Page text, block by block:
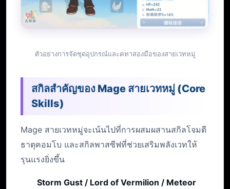
ตัวอย่างการจัดชุดอุปกรณ์และคทาสองมือของสายเวทหมู่
สกิลสำคัญของ Mage สายเวทหมู่ (Core
Skills)
Mage สายเวทหมู่จะเน้นไปที่การผสมผสานสกิลโจมตี
ธาตุคอมโบ และสกิลพาสซีฟที่ช่วยเสริมพลังเวทให้
รุนแรงยิ่งขึ้น
Storm Gust / Lord of Vermilion / Meteor